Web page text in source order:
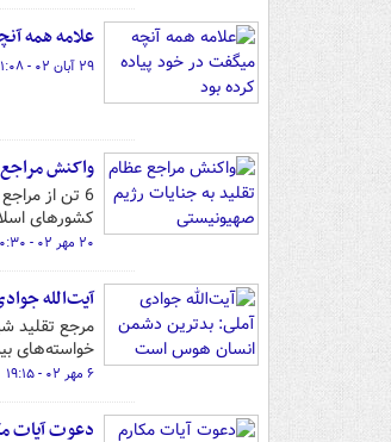
علامه همه
۲۹ آبان ۰۲ - ۲۱:۰۸
واکنش
6 تن از
کشورهای
۲۰ مهر ۰۲ - ۲۰:۳۰
آیت‌الله
مرجع تقلید
خواسته‌های
۶ مهر ۰۲ - ۱۹:۱۵
دعوت آیات